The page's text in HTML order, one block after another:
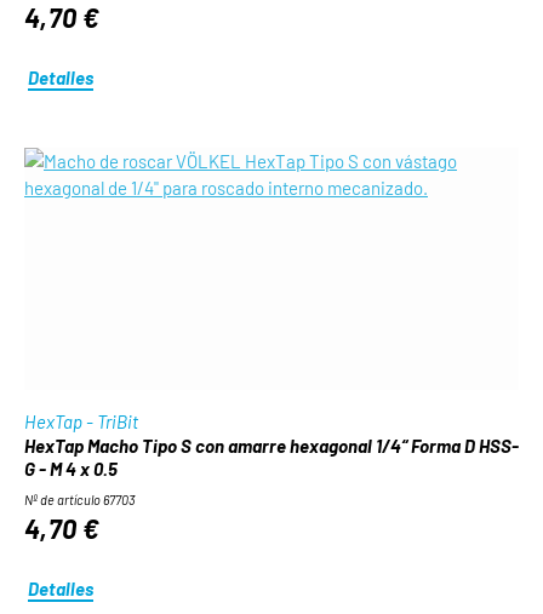
4,70 €
Detalles
HexTap - TriBit
HexTap Macho Tipo S con amarre hexagonal 1/4“ Forma D HSS-
G - M 4 x 0.5
Nº de artículo 67703
4,70 €
Detalles